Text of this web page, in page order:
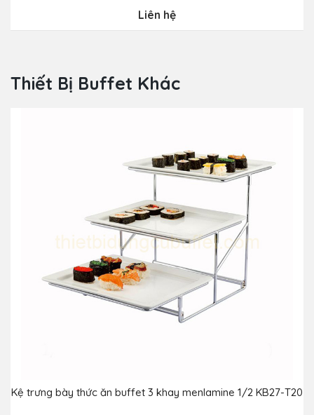
Liên hệ
Thiết Bị Buffet Khác
Kệ trưng bày thức ăn buffet 3 khay menlamine 1/2 KB27-T20